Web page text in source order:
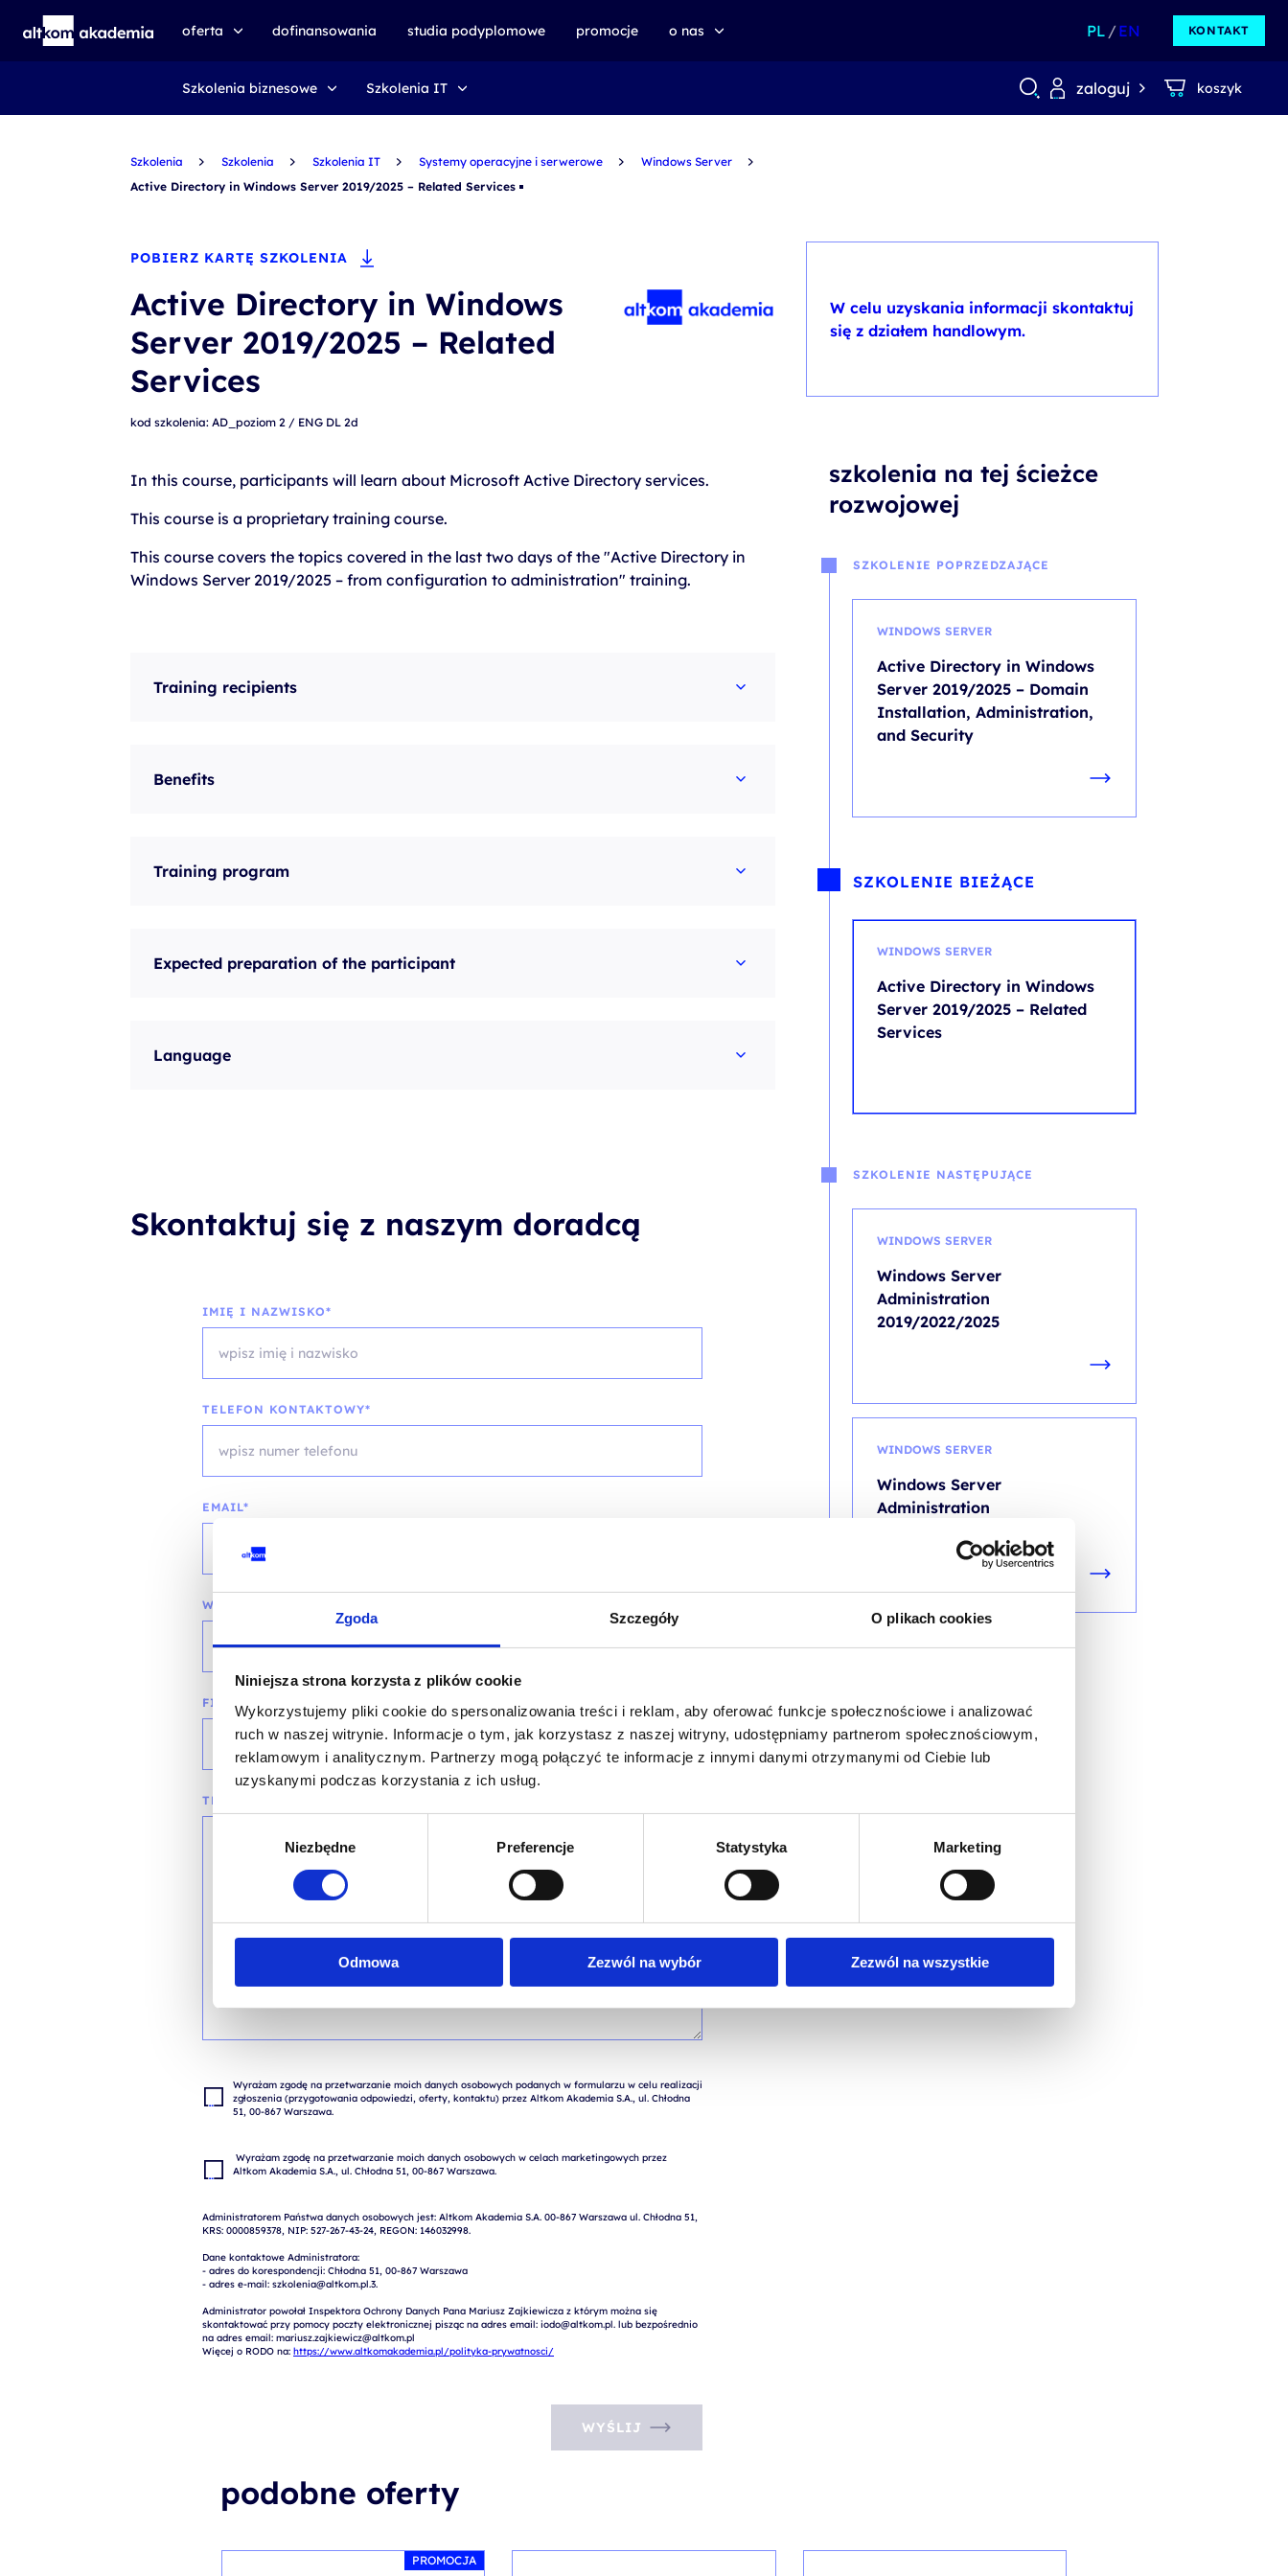
Zgoda Szczegóły O plikach cookies
Niniejsza strona korzysta z plików cookie
Wykorzystujemy pliki cookie do spersonalizowania treści i reklam, aby oferować funkcje społecznościowe i analizować
ruch w naszej witrynie. Informacje o tym, jak korzystasz z naszej witryny, udostępniamy partnerom społecznościowym,
reklamowym i analitycznym. Partnerzy mogą połączyć te informacje z innymi danymi otrzymanymi od Ciebie lub
uzyskanymi podczas korzystania z ich usług.
Niezbędne Preferencje Statystyka Marketing
Odmowa Zezwól na wybór Zezwól na wszystkie
oferta
speexx
certyfikat DMI
kursy e-learningowe
szkolenia VR
szkolenia NIS2
szkolenia dla edukacji
szkolenia dla produkcji
szkolenia SAP
szkolenia SAS
szkolenia
dofinansowania studia podyplomowe promocje o nas PL EN KONTAKT
Szkolenia biznesowe Szkolenia IT zaloguj koszyk
Szkolenia Szkolenia Szkolenia IT Systemy operacyjne i serwerowe
Windows Server
Active Directory in Windows Server 2019/2025 – Related Services
POBIERZ KARTĘ SZKOLENIA
Active Directory in Windows
Server 2019/2025 – Related
Services
kod szkolenia: AD_poziom 2 / ENG DL 2d
In this course, participants will learn about Microsoft Active Directory services.
This course is a proprietary training course.
This course covers the topics covered in the last two days of the "Active Directory in
Windows Server 2019/2025 – from configuration to administration" training.
Training recipients
Benefits
Training program
Expected preparation of the participant
Language
Skontaktuj się z naszym doradcą
IMIĘ I NAZWISKO*
TELEFON KONTAKTOWY*
EMAIL*
WOJEWÓDZTWO*
wybierz województwo
FIRMA
TREŚĆ WIADOMOŚCI*
Wyrażam zgodę na przetwarzanie moich danych osobowych podanych w formularzu w celu realizacji
zgłoszenia (przygotowania odpowiedzi, oferty, kontaktu) przez Altkom Akademia S.A., ul. Chłodna
Administratorem Państwa danych osobowych jest: Altkom Akademia S.A. 00-867 Warszawa ul. Chłodna 51,
KRS: 0000859378, NIP: 527-267-43-24, REGON: 146032998.
Dane kontaktowe Administratora:
- adres do korespondencji: Chłodna 51, 00-867 Warszawa
- adres e-mail: szkolenia@altkom.pl.3.
Administrator powołał Inspektora Ochrony Danych Pana Mariusz Zajkiewicza z którym można się
skontaktować przy pomocy poczty elektronicznej pisząc na adres email: iodo@altkom.pl. lub bezpośrednio
na adres email: mariusz.zajkiewicz@altkom.pl
Więcej o RODO na: https://www.altkomakademia.pl/polityka-prywatnosci/
WYŚLIJ
W celu uzyskania informacji skontaktuj
się z działem handlowym.
szkolenia na tej ścieżce
rozwojowej
SZKOLENIE POPRZEDZAJĄCE
WINDOWS SERVER
Active Directory in Windows
Server 2019/2025 – Domain
Installation, Administration,
and Security
SZKOLENIE BIEŻĄCE
WINDOWS SERVER
Active Directory in Windows
Server 2019/2025 – Related
Services
SZKOLENIE NASTĘPUJĄCE
WINDOWS SERVER
Windows Server
Administration
2019/2022/2025
WINDOWS SERVER
Windows Server
Administration
podobne oferty
PROMOCJA